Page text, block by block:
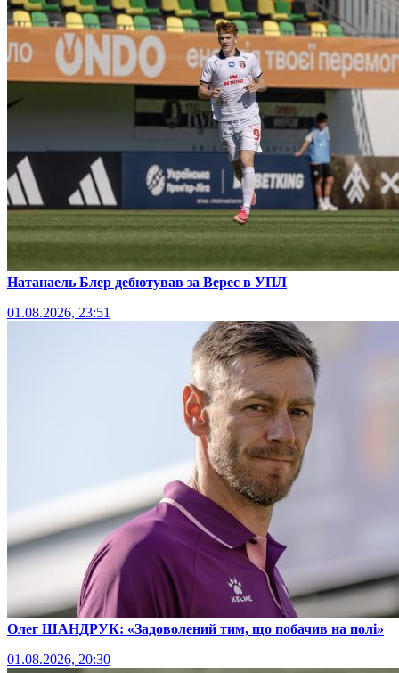
Натанаель Блер дебютував за Верес в УПЛ
01.08.2026, 23:51
Олег ШАНДРУК: «Задоволений тим, що побачив на полі»
01.08.2026, 20:30